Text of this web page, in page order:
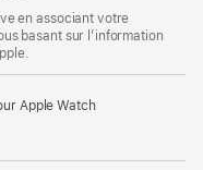
en associant votre
basant sur l’information
Apple Watch